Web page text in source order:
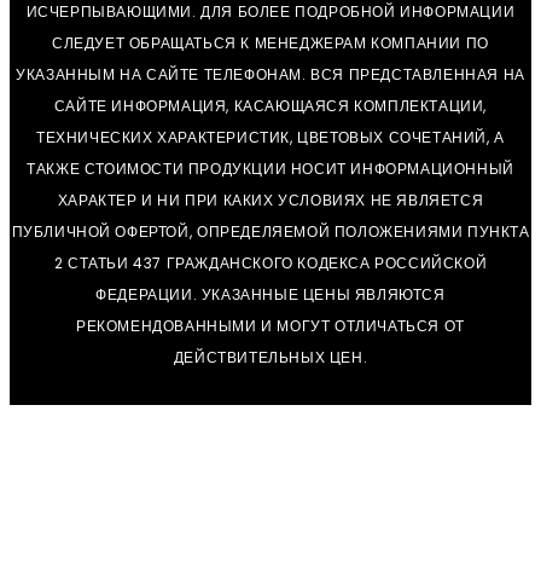
ИСЧЕРПЫВАЮЩИМИ. ДЛЯ БОЛЕЕ ПОДРОБНОЙ ИНФОРМАЦИИ
СЛЕДУЕТ ОБРАЩАТЬСЯ К МЕНЕДЖЕРАМ КОМПАНИИ ПО
УКАЗАННЫМ НА САЙТЕ ТЕЛЕФОНАМ. ВСЯ ПРЕДСТАВЛЕННАЯ НА
САЙТЕ ИНФОРМАЦИЯ, КАСАЮЩАЯСЯ КОМПЛЕКТАЦИИ,
ТЕХНИЧЕСКИХ ХАРАКТЕРИСТИК, ЦВЕТОВЫХ СОЧЕТАНИЙ, А
ТАКЖЕ СТОИМОСТИ ПРОДУКЦИИ НОСИТ ИНФОРМАЦИОННЫЙ
ХАРАКТЕР И НИ ПРИ КАКИХ УСЛОВИЯХ НЕ ЯВЛЯЕТСЯ
ПУБЛИЧНОЙ ОФЕРТОЙ, ОПРЕДЕЛЯЕМОЙ ПОЛОЖЕНИЯМИ ПУНКТА
2 СТАТЬИ 437 ГРАЖДАНСКОГО КОДЕКСА РОССИЙСКОЙ
ФЕДЕРАЦИИ. УКАЗАННЫЕ ЦЕНЫ ЯВЛЯЮТСЯ
РЕКОМЕНДОВАННЫМИ И МОГУТ ОТЛИЧАТЬСЯ ОТ
ДЕЙСТВИТЕЛЬНЫХ ЦЕН.